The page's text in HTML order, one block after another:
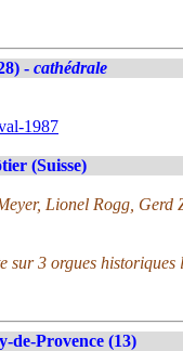
- cathédrale
1987
(Suisse)
Lionel Rogg, Gerd
sur 3 orgues
de-Provence (13)